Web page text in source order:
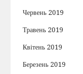
Червень 2019
Травень 2019
Квітень 2019
Березень 2019